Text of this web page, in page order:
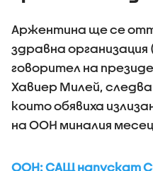
Аржентина ще се
здравна организация
говорител на
Хавиер Милей,
които обявиха
на ООН миналия
ООН: САЩ напускат